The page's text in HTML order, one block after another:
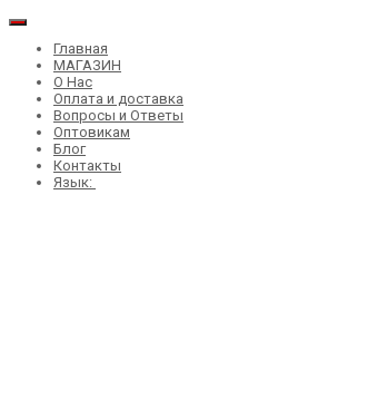
Главная
МАГАЗИН
О Нас
Оплата и доставка
Вопросы и Ответы
Оптовикам
Блог
Контакты
Язык: